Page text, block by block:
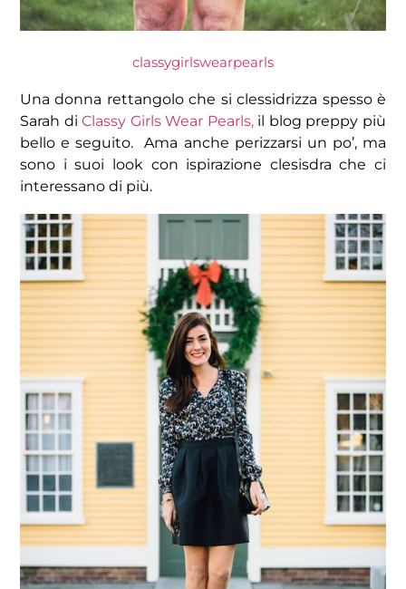
classygirlswearpearls
Una donna rettangolo che si clessidrizza spesso è
Sarah diClassy Girls Wear Pearls,il blog preppy più
bello e seguito. Ama anche perizzarsi un po’, ma
sono i suoi look con ispirazione clesisdra che ci
interessano di più.